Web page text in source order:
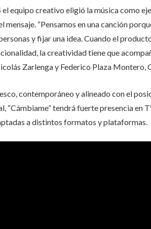
el equipo creativo eligió la música como
mensaje. “Pensamos en una canción
y fijar una idea. Cuando el
la creatividad tiene que
Zarlenga y Federico Plaza Montero,
contemporáneo y alineado con el
“Cámbiame” tendrá fuerte presencia en
a distintos formatos y plataformas.